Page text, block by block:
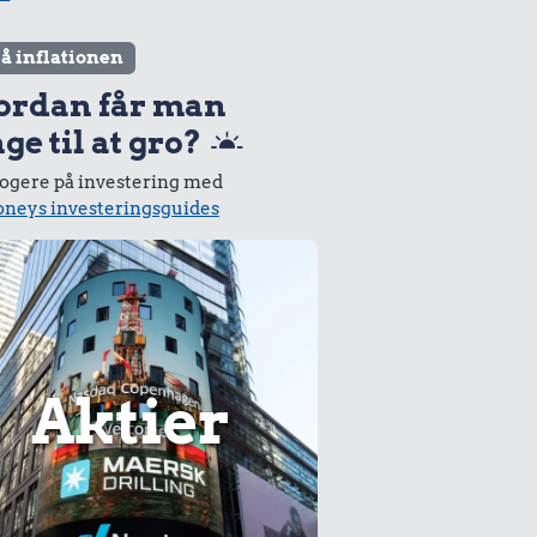
inflationen
får man
til at gro?
på investering med
investeringsguides
Aktier